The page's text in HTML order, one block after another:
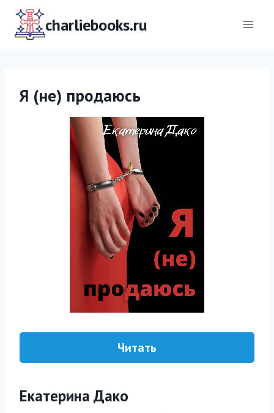
Перейти
содержимомуcharliebooks.ru
Я (не) продаюсь
Читать
Екатерина Дако